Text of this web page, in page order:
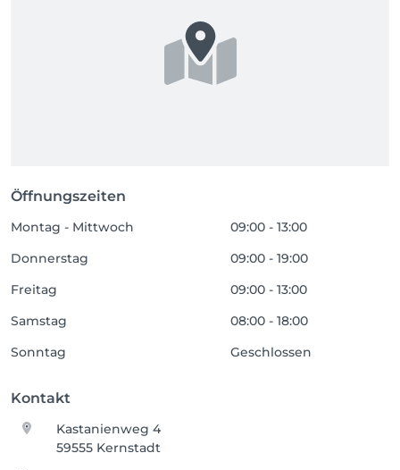
Öffnungszeiten
Montag - Mittwoch
09:00 - 13:00
Donnerstag
09:00 - 19:00
Freitag
09:00 - 13:00
Samstag
08:00 - 18:00
Sonntag
Geschlossen
Kontakt
Kastanienweg 4
59555 Kernstadt